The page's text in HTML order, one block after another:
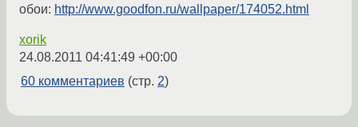
обои: http://www.goodfon.ru/wallpaper/174052.html
xorik
24.08.2011 04:41:49 +00:00
60 комментариев (стр. 2)